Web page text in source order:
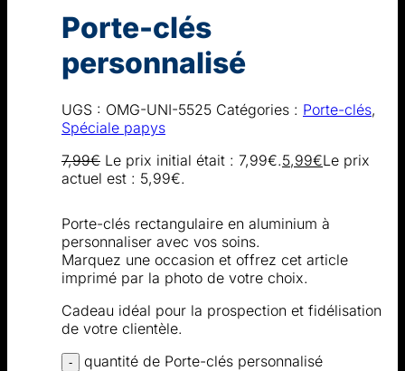
Porte-clés
personnalisé
UGS : OMG-UNI-5525 Catégories : Porte-clés,
Spéciale papys
7,99€ Le prix initial était : 7,99€.5,99€Le prix
actuel est : 5,99€.
Porte-clés rectangulaire en aluminium à
personnaliser avec vos soins.
Marquez une occasion et offrez cet article
imprimé par la photo de votre choix.
Cadeau idéal pour la prospection et fidélisation
de votre clientèle.
quantité de Porte-clés personnalisé